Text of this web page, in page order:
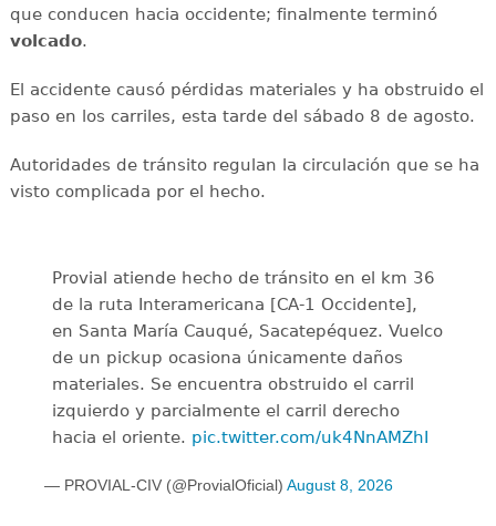
que conducen hacia occidente; finalmente terminó
volcado.
El accidente causó pérdidas materiales y ha obstruido el
paso en los carriles, esta tarde del sábado 8 de agosto.
Autoridades de tránsito regulan la circulación que se ha
visto complicada por el hecho.
Provial atiende hecho de tránsito en el km 36
de la ruta Interamericana [CA-1 Occidente],
en Santa María Cauqué, Sacatepéquez. Vuelco
de un pickup ocasiona únicamente daños
materiales. Se encuentra obstruido el carril
izquierdo y parcialmente el carril derecho
hacia el oriente. pic.twitter.com/uk4NnAMZhI
— PROVIAL-CIV (@ProvialOficial) August 8, 2026